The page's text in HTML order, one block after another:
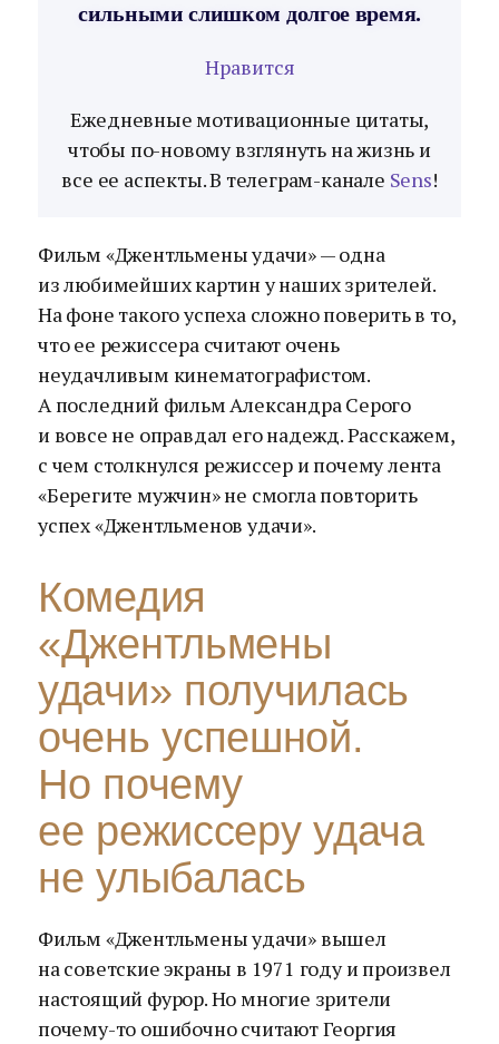
сильными слишком долгое время.
Нравится
Ежедневные мотивационные цитаты,
чтобы по-новому взглянуть на жизнь и
все ее аспекты. В телеграм-канале Sens!
Фильм «Джентльмены удачи» — одна
из любимейших картин у наших зрителей.
На фоне такого успеха сложно поверить в то,
что ее режиссера считают очень
неудачливым кинематографистом.
А последний фильм Александра Серого
и вовсе не оправдал его надежд. Расскажем,
с чем столкнулся режиссер и почему лента
«Берегите мужчин» не смогла повторить
успех «Джентльменов удачи».
Комедия
«Джентльмены
удачи» получилась
очень успешной.
Но почему
ее режиссеру удача
не улыбалась
Фильм «Джентльмены удачи» вышел
на советские экраны в 1971 году и произвел
настоящий фурор. Но многие зрители
почему-то ошибочно считают Георгия